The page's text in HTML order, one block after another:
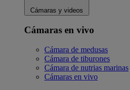
Cámaras y videos
Cámaras en vivo
Cámara de medusas
Cámara de tiburones
Cámara de nutrias marinas
Cámaras en vivo